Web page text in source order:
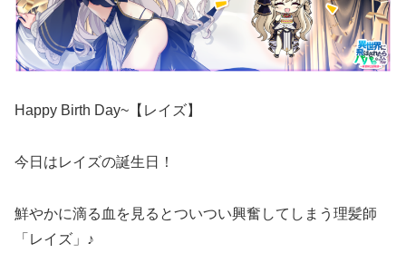
Happy Birth Day~【レイズ】
今日はレイズの誕生日！
鮮やかに滴る血を見るとついつい興奮してしまう理髪師
「レイズ」♪